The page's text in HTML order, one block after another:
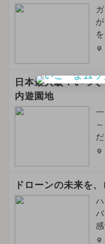
日本最大級！いつ
内遊園地
ドローンの未来を